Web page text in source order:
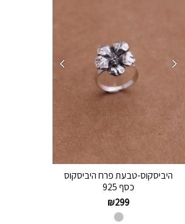
היביסקוס-טבעת פרח היביסקוס
כסף 925
₪299